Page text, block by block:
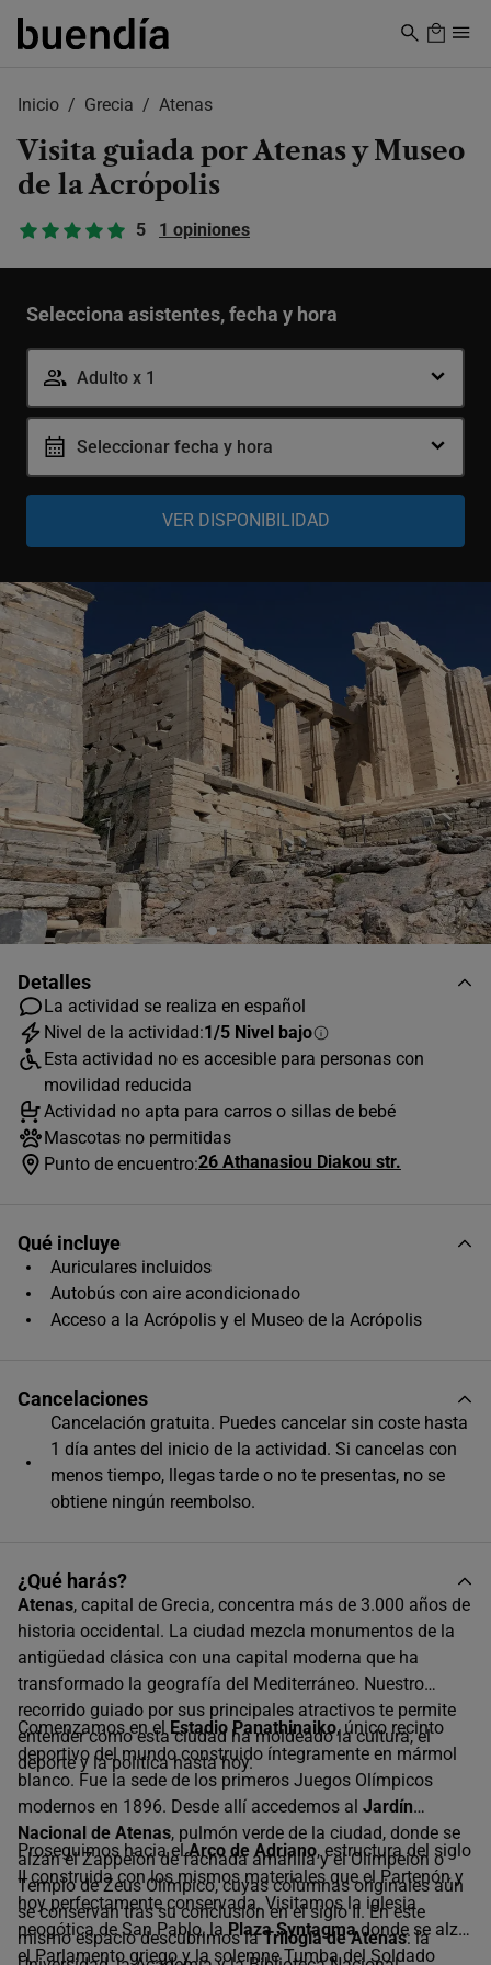
Skip
Inicio Grecia Atenas
Visita guiada por Atenas y Museo
de la Acrópolis
5 1 opiniones
Selecciona asistentes, fecha y hora
Adulto x 1
Niño
4-12 años -
Bebé
0-3 años - +
Seleccionar fecha y hora
AGOSTO 2026
L
M X J V S D
10
17
18 19 20
24
25 26 27 28 29
30
Horas disponibles (1)
08:15
Único horario disponible
Detalles
La actividad se realiza en español
Nivel de la actividad:1/5 Nivel bajo
Esta actividad no es accesible para personas con
movilidad reducida
Actividad no apta para carros o sillas de bebé
Mascotas no permitidas
Punto de encuentro:26 Athanasiou Diakou str.
Qué incluye
Auriculares incluidos
Autobús con aire acondicionado
Acceso a la Acrópolis y el Museo de la Acrópolis
Cancelaciones
Cancelación gratuita. Puedes cancelar sin coste hasta
1 día antes del inicio de la actividad. Si cancelas con
menos tiempo, llegas tarde o no te presentas, no se
obtiene ningún reembolso.
¿Qué harás?
Atenas, capital de Grecia, concentra más de 3.000 años de
historia occidental. La ciudad mezcla monumentos de la
antigüedad clásica con una capital moderna que ha
transformado la geografía del Mediterráneo. Nuestro
recorrido guiado por sus principales atractivos te permite
entender cómo esta ciudad ha moldeado la cultura, el
deporte y la política hasta hoy.
Comenzamos en elEstadio Panathinaiko, único recinto
deportivo del mundo construido íntegramente en mármol
blanco. Fue la sede de los primeros Juegos Olímpicos
modernos en 1896. Desde allí accedemos al Jardín
Nacional de Atenas, pulmón verde de la ciudad, donde se
alzan el Zappeion de fachada amarilla y el Olimpeion o
Templo de Zeus Olímpico, cuyas columnas originales aún
se conservan tras su conclusión en el siglo II. En este
mismo espacio descubrimos laTrilogía de Atenas: la
Proseguimos hacia elArco de Adriano, estructura del siglo
II construida con los mismos materiales que el Partenón y
hoy perfectamente conservada. Visitamos la iglesia
neogótica de San Pablo, laPlaza Syntagmadonde se alza
el Parlamento griego y la solemne Tumba del Soldado